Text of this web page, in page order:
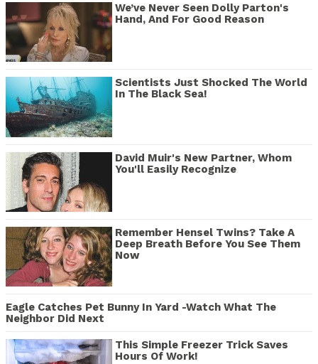
We’ve Never Seen Dolly Parton's
Hand, And For Good Reason
Scientists Just Shocked The World
In The Black Sea!
David Muir's New Partner, Whom
You'll Easily Recognize
Remember Hensel Twins? Take A
Deep Breath Before You See Them
Now
Eagle Catches Pet Bunny In Yard -Watch What The
Neighbor Did Next
This Simple Freezer Trick Saves
Hours Of Work!